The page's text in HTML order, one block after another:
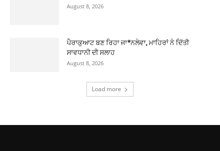
August 8, 2026
ਪੈਰਾਕੁਆਟ ਬਣ ਰਿਹਾ ਜਾ*ਨਲੇਵਾ, ਮਾਹਿਰਾਂ ਨੇ ਦਿੱਤੀ
ਸਾਵਧਾਨੀ ਦੀ ਸਲਾਹ
August 8, 2026
Load more